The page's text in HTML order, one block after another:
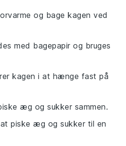
og bage kagen ved
med bagepapir og bruges
kagen i at hænge fast på
æg og sukker sammen.
piske æg og sukker til en